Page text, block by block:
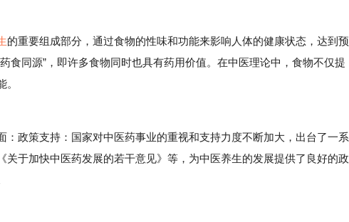
的重要组成部分，通过食物的性味和功能来影响人体的健康状态，达到预
食同源”，即许多食物同时也具有药用价值。在中医理论中，食物不仅提
政策支持：国家对中医药事业的重视和支持力度不断加大，出台了一系
于加快中医药发展的若干意见》等，为中医养生的发展提供了良好的政